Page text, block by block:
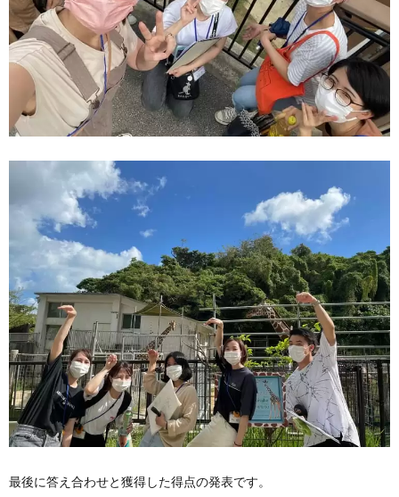
最後に答え合わせと獲得した得点の発表です。